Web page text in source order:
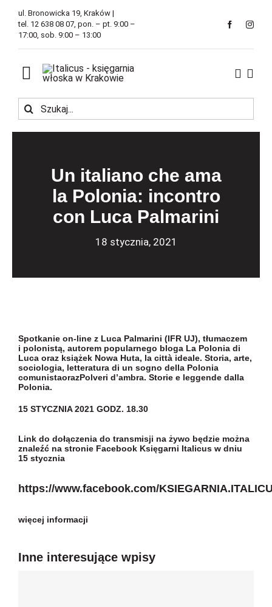
Przejdź
zawartości
ul. Bronowicka 19, Kraków |
tel. 12 638 08 07, pon. – pt. 9:00 –
17:00, sob. 9:00 – 13:00
Toggle
Navigation
Księgarnia
Tłumaczenia
O Firmie
Newsletter
Szukaj
Un italiano che ama
la Polonia: incontro
con Luca Palmarini
18 stycznia, 2021
Spotkanie on-line z Luca Palmarini (IFR UJ), tłumaczem
i polonistą, autorem popularnego bloga La Polonia di
Lucaoraz książek Nowa Huta, la città ideale. Storia, arte,
sociologia, letteratura di un sogno della Polonia
comunistaorazPolveri d’ambra. Storie e leggende dalla
Polonia.
15 STYCZNIA 2021 GODZ. 18.30
Link do dołączenia do transmisji na żywo będzie można
znaleźć na stronie Facebook Księgarni Italicus w dniu
15 stycznia
https://www.facebook.com/
więcej informacji
Inne interesujące wpisy